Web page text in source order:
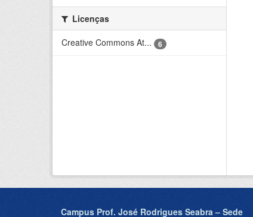
Licenças
Creative Commons At...
6
Campus Prof. José Rodrigues Seabra – Sede